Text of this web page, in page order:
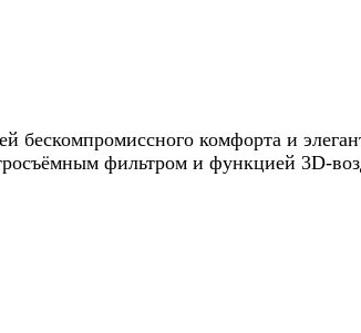
бескомпромиссного комфорта и
фильтром и функцией 3D-